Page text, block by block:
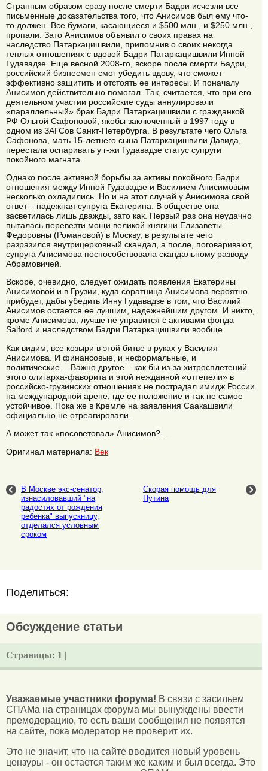
Странным образом сразу после смерти Бадри исчезли все
письменные доказательства того, что Анисимов был ему что-
то должен. Все бумаги, касающиеся и $500 млн., и $250 млн.,
пропали. Зато Анисимов объявил о своих правах на
наследство Патаркацишвили, припомнив о своих некогда
теплых отношениях с вдовой Бадри Патаркацишвили Инной
Гудавадзе. Еще весной 2008-го, вскоре после смерти Бадри,
российский бизнесмен смог убедить вдову, что сможет
эффективно защитить и отстоять ее интересы. И поначалу
Анисимов действительно помогал. Так, считается, что при его
деятельном участии российские суды аннулировали
«параллельный» брак Бадри Патаркацишвили с гражданкой
РФ Ольгой Сафоновой, якобы заключенный в 1997 году в
одном из ЗАГСов Санкт-Петербурга. В результате чего Ольга
Сафонова, мать 15-летнего сына Патаркацишвили Давида,
перестала оспаривать у г-жи Гудавадзе статус супруги
покойного магната.
Однако после активной борьбы за активы покойного Бадри
отношения между Инной Гудавадзе и Василием Анисимовым
несколько охладились. Но и на этот случай у Анисимова свой
ответ – надежная супруга Екатерина. В обществе она
засветилась лишь дважды, зато как. Первый раз она неудачно
пыталась перевезти мощи великой княгини Елизаветы
Федоровны (Романовой) в Москву, в результате чего
разразился внутрицерковный скандал, а после, поговаривают,
супруга Анисимова поспособствовала скандальному разводу
Абрамовичей.
Вскоре, очевидно, следует ожидать появления Екатерины
Анисимовой и в Грузии, куда соратница Анисимова вероятно
прибудет, дабы убедить Инну Гудавадзе в том, что Василий
Анисимов остается ее лучшим, надежнейшим другом. И никто,
кроме Анисимова, лучше не управится с активами фонда
Salford и наследством Бадри Патаркацишвили вообще.
Как видим, все козыри в этой битве в руках у Василия
Анисимова. И финансовые, и неформальные, и
политические… Важно другое – как бы из-за хитросплетений
этого олигарха-фаворита и этой нежданной «оттепели» в
российско-грузинских отношениях не пострадал имидж России
на международной арене, где ее положение и так не самое
устойчивое. Пока же в Кремле на заявления Саакашвили
официально не отреагировали.
А может так «посоветовал» Анисимов?…
Оригинал материала: Век
В Москве экс-сенатор,
изнасиловавший "на
радостях от рождения
ребенка" выпускницу,
отделался условным
сроком
Скорая помощь для
Путина
Поделиться:
Обсуждение статьи
Страницы: 1 |
Уважаемые участники форума! В связи с засильем
СПАМа на страницах форума мы вынуждены ввести
премодерацию, то есть ваши сообщения не появятся
на сайте, пока модератор не проверит их.
Это не значит, что на сайте вводится новый уровень
цензуры - он остается таким же каким и был всегда. Это